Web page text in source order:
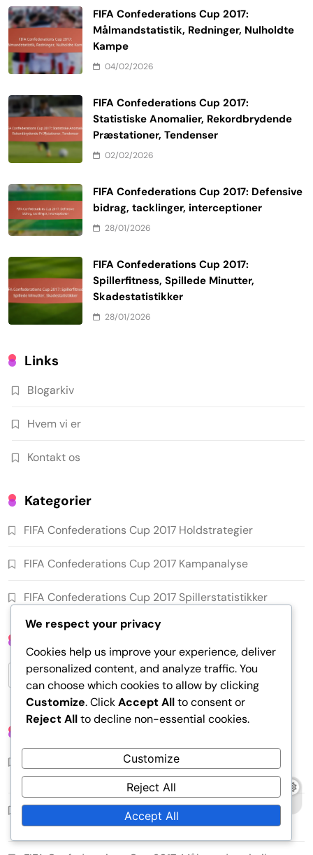
FIFA Confederations Cup 2017:
Målmandstatistik, Redninger, Nulholdte
Kampe
04/02/2026
FIFA Confederations Cup 2017:
Statistiske Anomalier, Rekordbrydende
Præstationer, Tendenser
02/02/2026
FIFA Confederations Cup 2017: Defensive
bidrag, tacklinger, interceptioner
28/01/2026
FIFA Confederations Cup 2017:
Spillerfitness, Spillede Minutter,
Skadestatistikker
28/01/2026
Links
Blogarkiv
Hvem vi er
Kontakt os
Kategorier
FIFA Confederations Cup 2017 Holdstrategier
FIFA Confederations Cup 2017 Kampanalyse
FIFA Confederations Cup 2017 Spillerstatistikker
Search
for:
FIFA Confederations Cup 2017: Angrebformationer,
Kontraangrebstaktikker, Spillernes bevægelser
FIFA Confederations Cup 2017: Formation ændringer,
Tilpasningsevne, Justeringer i spillet
We respect your privacy
Cookies help us improve your experience, deliver
personalized content, and analyze traffic. You
can choose which cookies to allow by clicking
Customize. ClickAccept Allto consent or
Reject Allto decline non-essential cookies.
Customize
Reject All
Accept All